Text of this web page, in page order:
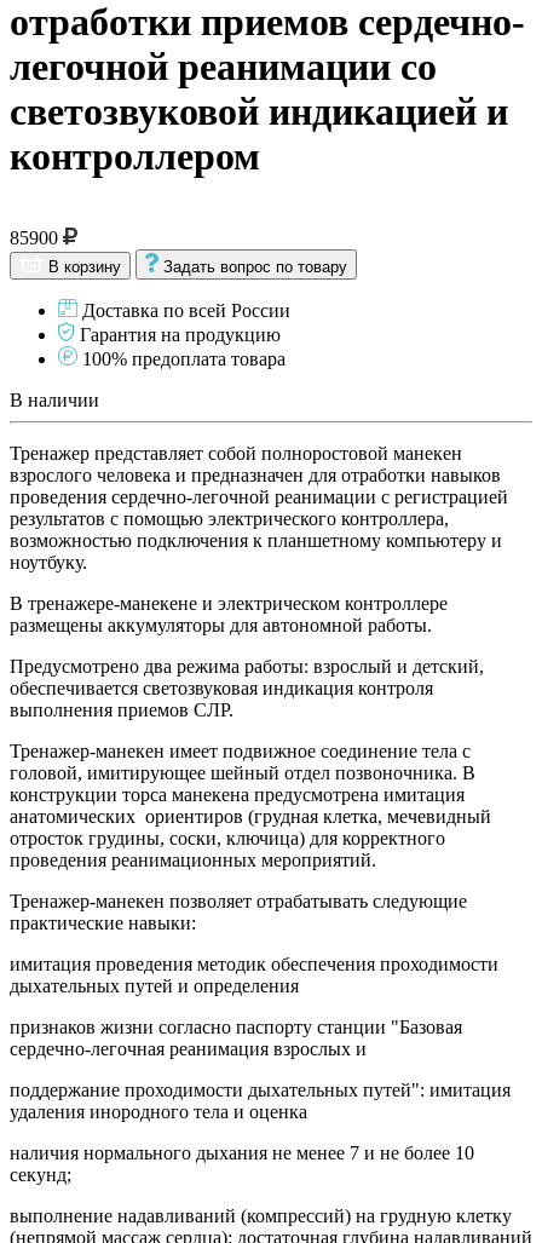
отработки приемов сердечно-
легочной реанимации со
светозвуковой индикацией и
контроллером
85900
В корзину Задать вопрос по товару
Доставка по всей России
Гарантия на продукцию
100% предоплата товара
В наличии
Тренажер представляет собой полноростовой манекен
взрослого человека и предназначен для отработки навыков
проведения сердечно-легочной реанимации с регистрацией
результатов с помощью электрического контроллера,
возможностью подключения к планшетному компьютеру и
ноутбуку.
В тренажере-манекене и электрическом контроллере
размещены аккумуляторы для автономной работы.
Предусмотрено два режима работы: взрослый и детский,
обеспечивается светозвуковая индикация контроля
выполнения приемов СЛР.
Тренажер-манекен имеет подвижное соединение тела с
головой, имитирующее шейный отдел позвоночника. В
конструкции торса манекена предусмотрена имитация
анатомических ориентиров (грудная клетка, мечевидный
отросток грудины, соски, ключица) для корректного
проведения реанимационных мероприятий.
Тренажер-манекен позволяет отрабатывать следующие
практические навыки:
имитация проведения методик обеспечения проходимости
дыхательных путей и определения
признаков жизни согласно паспорту станции "Базовая
сердечно-легочная реанимация взрослых и
поддержание проходимости дыхательных путей": имитация
удаления инородного тела и оценка
наличия нормального дыхания не менее 7 и не более 10
секунд;
выполнение надавливаний (компрессий) на грудную клетку
(непрямой массаж сердца): достаточная глубина надавливаний